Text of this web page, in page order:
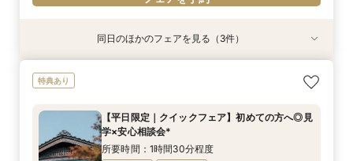
8/13(木)
11:00〜 13:00〜
8/13(木)
【平日限定｜クイックフェア】初めての方へ◎見
11:00〜
8/13(木)
【オンライン60分】見学前に不安解消◎あんし
12:00〜
16:00〜
同日のほかのフェアを見る（3件）
特典あり
【平日限定｜クイックフェア】初めての方へ◎見
学×安心相談会*
所要時間：1時間30分程度